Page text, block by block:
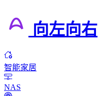
向左向右
智能家居
NAS